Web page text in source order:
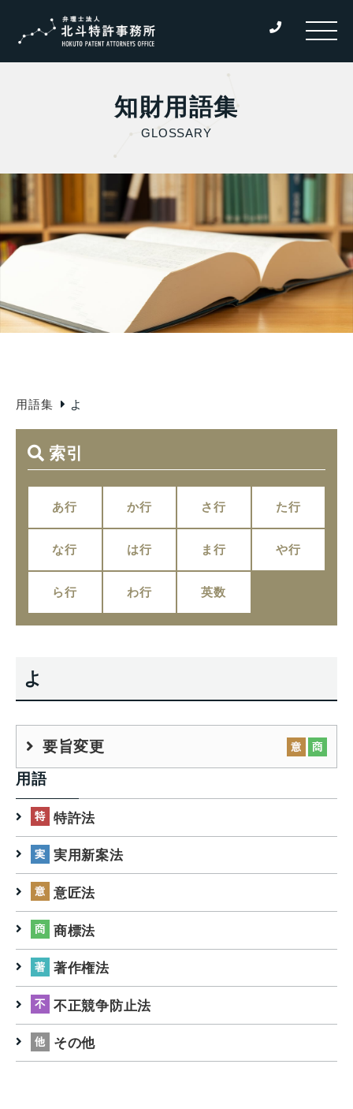
知財用語集
GLOSSARY
用語集 よ
索引
あ行 か行 さ行 た行
な行 は行 ま行 や行
ら行 わ行 英数
よ
要旨変更
用語
特許法
実用新案法
意匠法
商標法
著作権法
不正競争防止法
その他